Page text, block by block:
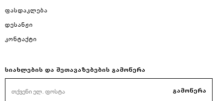
ფასდაკლება
დესანჟი
კონტაქტი
სიახლების და შეთავაზებების გამოწერა
გამოწერა